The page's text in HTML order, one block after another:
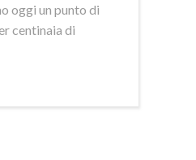
oggi un punto di
centinaia di